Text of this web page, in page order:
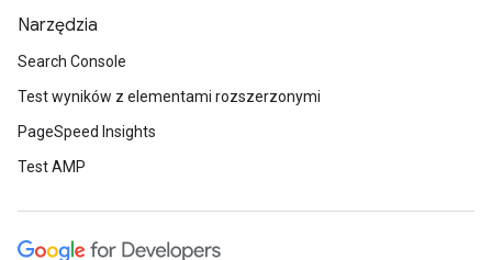
Narzędzia
Search Console
Test wyników z elementami rozszerzonymi
PageSpeed Insights
Test AMP